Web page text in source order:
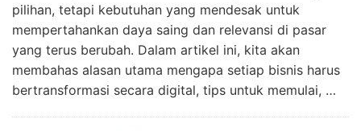
pilihan, tetapi kebutuhan yang mendesak untuk
mempertahankan daya saing dan relevansi di pasar
yang terus berubah. Dalam artikel ini, kita akan
membahas alasan utama mengapa setiap bisnis harus
bertransformasi secara digital, tips untuk memulai, …